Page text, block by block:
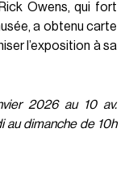
Owens, qui fort
a obtenu carte
l’exposition à sa
2026 au 10 av.
au dimanche de 10h